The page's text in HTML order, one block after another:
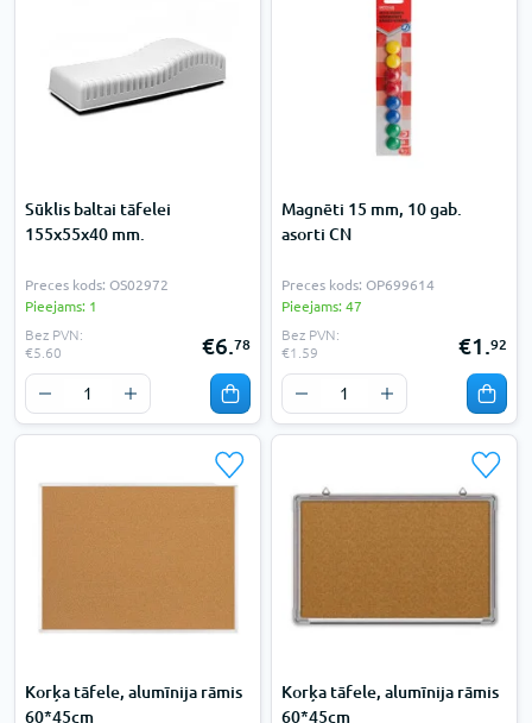
Sūklis baltai tāfelei
155x55x40 mm.
Preces kods: OS02972
Pieejams: 1
Bez PVN:
€5.60
€6.78
Magnēti 15 mm, 10 gab.
asorti CN
Preces kods: OP699614
Pieejams: 47
Bez PVN:
€1.59
€1.92
Korķa tāfele, alumīnija rāmis
60*45cm
Korķa tāfele, alumīnija rāmis
60*45cm